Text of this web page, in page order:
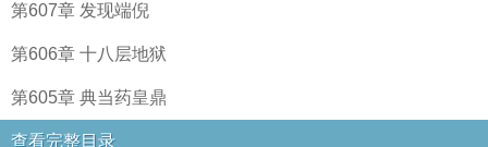
第607章 发现端倪
第606章 十八层地狱
第605章 典当药皇鼎
查看完整目录